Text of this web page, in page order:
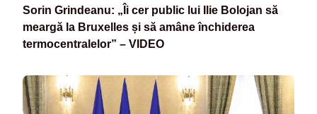
Sorin Grindeanu: „Îi cer public lui Ilie Bolojan să
meargă la Bruxelles și să amâne închiderea
termocentralelor” – VIDEO